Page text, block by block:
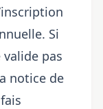
Si
pas
notice de